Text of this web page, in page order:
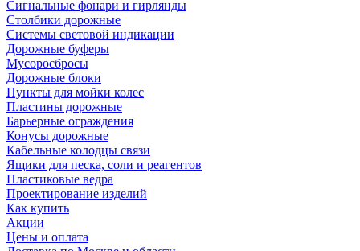
Сигнальные фонари и гирлянды
Столбики дорожные
Системы световой индикации
Дорожные буферы
Мусоросбросы
Дорожные блоки
Пункты для мойки колес
Пластины дорожные
Барьерные ограждения
Конусы дорожные
Кабельные колодцы связи
Ящики для песка, соли и реагентов
Пластиковые ведра
Проектирование изделий
Как купить
Акции
Цены и оплата